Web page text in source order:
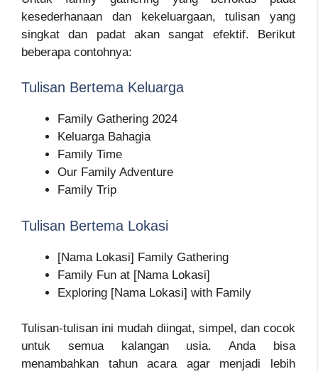
kesederhanaan dan kekeluargaan, tulisan yang
singkat dan padat akan sangat efektif. Berikut
beberapa contohnya:
Tulisan Bertema Keluarga
Family Gathering 2024
Keluarga Bahagia
Family Time
Our Family Adventure
Family Trip
Tulisan Bertema Lokasi
[Nama Lokasi] Family Gathering
Family Fun at [Nama Lokasi]
Exploring [Nama Lokasi] with Family
Tulisan-tulisan ini mudah diingat, simpel, dan cocok
untuk semua kalangan usia. Anda bisa
menambahkan tahun acara agar menjadi lebih